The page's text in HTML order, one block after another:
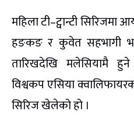
महिला टी–ट्वान्टी
हङकङ र कुवेत सहभागी
तारिखदेखि मलेसियामै
विश्वकप एसिया
सिरिज खेलेको हो ।